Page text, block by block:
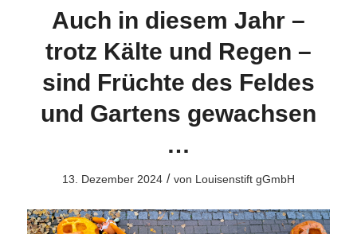
Auch in diesem Jahr –
trotz Kälte und Regen –
sind Früchte des Feldes
und Gartens gewachsen
…
13. Dezember 2024 / von Louisenstift gGmbH